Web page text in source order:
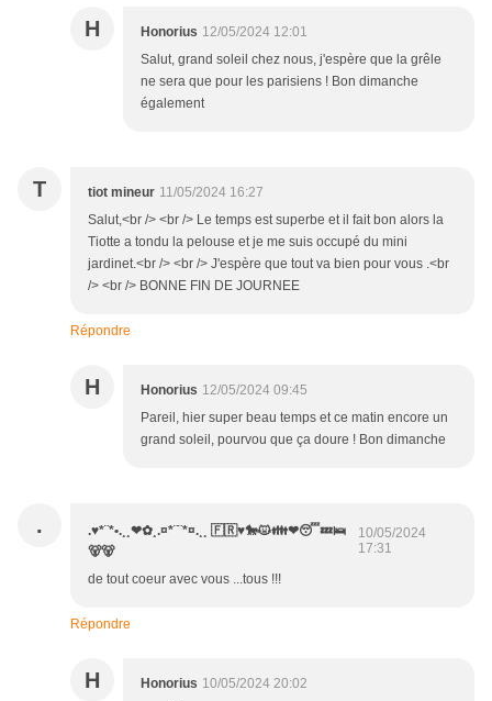
H Honorius 12/05/2024 12:01
Salut, grand soleil chez nous, j'espère que la grêle
ne sera que pour les parisiens ! Bon dimanche
également
T tiot mineur 11/05/2024 16:27
Salut,<br /> <br /> Le temps est superbe et il fait bon alors la
Tiotte a tondu la pelouse et je me suis occupé du mini
jardinet.<br /> <br /> J'espère que tout va bien pour vous .<br
/> <br /> BONNE FIN DE JOURNEE
Répondre
H Honorius 12/05/2024 09:45
Pareil, hier super beau temps et ce matin encore un
grand soleil, pourvou que ça doure ! Bon dimanche
.
.♥*¨*•.¸¸❤✿¸.¤*¨¨*¤.¸¸ 🇫🇷♥️🐎😾👪❤😴💤🛌
🐻🐻
10/05/2024
17:31
de tout coeur avec vous ...tous !!!
Répondre
H Honorius 10/05/2024 20:02